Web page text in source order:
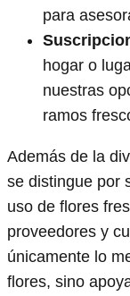
para
hogar o
nuestras
ramos
Además de la
se distingue por
uso de flores
proveedores y
únicamente lo
flores, sino